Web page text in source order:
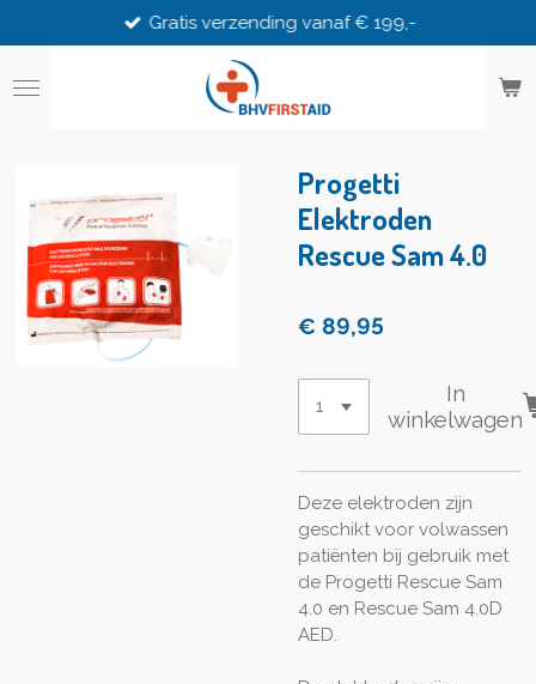
direct
naar
de
Gratis verzending vanaf € 199,-
Progetti
Elektroden
Rescue Sam 4.0
€ 89,95
In
winkelwagen
Deze elektroden zijn
geschikt voor volwassen
patiënten bij gebruik met
de Progetti Rescue Sam
4.0 en Rescue Sam 4.0D
AED.